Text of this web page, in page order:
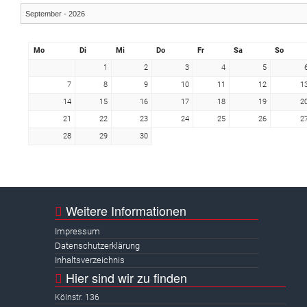
Mo Di Mi Do Fr Sa
So
1
2 3 4 5
7
8 9 10 11 12
14
15 16 17 18 19
21
22 23 24 25 26
28
29 30
Weitere Informationen
Impressum
Datenschutzerklärung
Inhaltsverzeichnis
Hier sind wir zu finden
Kölnstr. 136